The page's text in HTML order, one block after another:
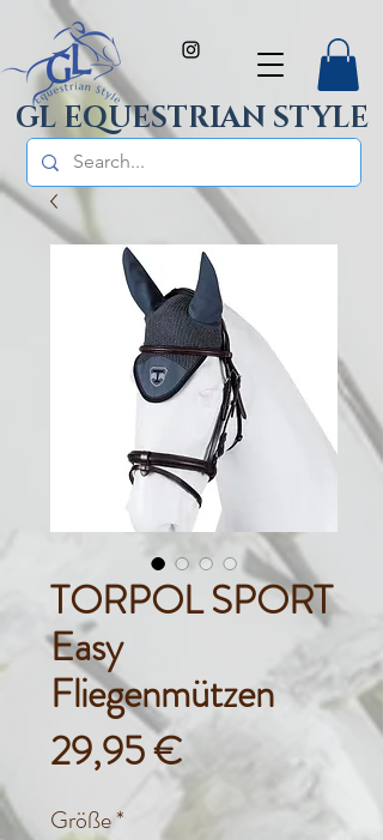
GL EQUESTRIAN STYLE
TORPOL SPORT
Easy
Fliegenmützen
29,95 €Preis
Größe*